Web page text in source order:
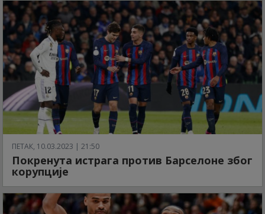
ПЕТАК, 10.03.2023 | 21:50
Покренута истрага против Барселоне због
корупције